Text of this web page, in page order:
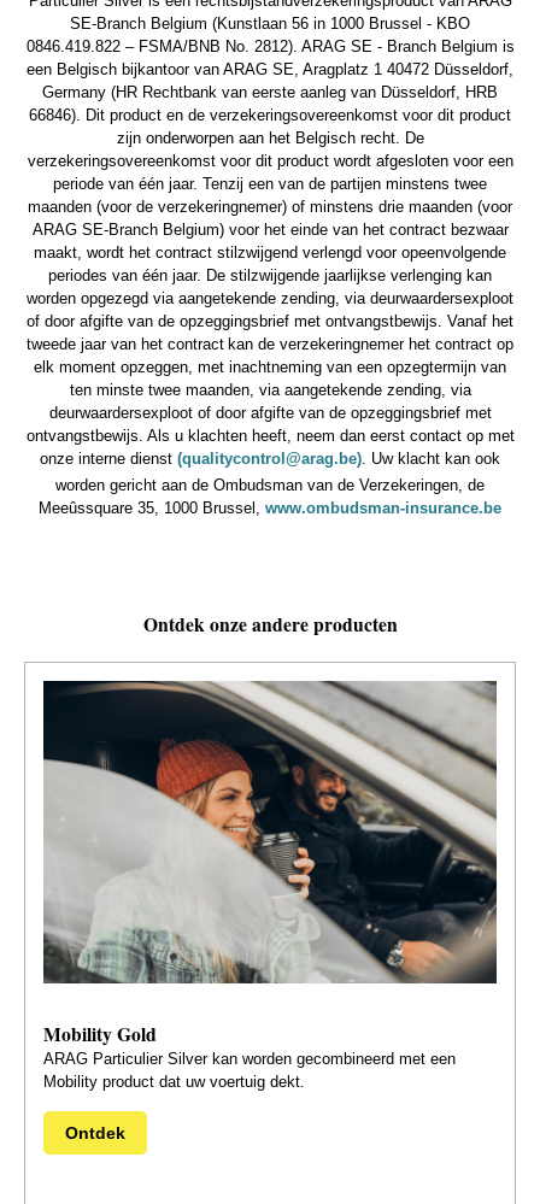
SE-Branch Belgium (Kunstlaan 56 in 1000 Brussel - KBO
0846.419.822 – FSMA/BNB No. 2812). ARAG SE - Branch Belgium is
een Belgisch bijkantoor van ARAG SE, Aragplatz 1 40472 Düsseldorf,
Germany (HR Rechtbank van eerste aanleg van Düsseldorf, HRB
66846). Dit product en de verzekeringsovereenkomst voor dit product
zijn onderworpen aan het Belgisch recht. De
verzekeringsovereenkomst voor dit product wordt afgesloten voor een
periode van één jaar. Tenzij een van de partijen minstens twee
maanden (voor de verzekeringnemer) of minstens drie maanden (voor
ARAG SE-Branch Belgium) voor het einde van het contract bezwaar
maakt, wordt het contract stilzwijgend verlengd voor opeenvolgende
periodes van één jaar. De stilzwijgende jaarlijkse verlenging kan
worden opgezegd via aangetekende zending, via deurwaardersexploot
of door afgifte van de opzeggingsbrief met ontvangstbewijs. Vanaf het
tweede jaar van het contract kan de verzekeringnemer het contract op
elk moment opzeggen, met inachtneming van een opzegtermijn van
ten minste twee maanden, via aangetekende zending, via
deurwaardersexploot of door afgifte van de opzeggingsbrief met
ontvangstbewijs. Als u klachten heeft, neem dan eerst contact op met
onze interne dienst (qualitycontrol @arag.be). Uw klacht kan ook
worden gericht aan de Ombudsman van de Verzekeringen, de
Meeûssquare 35, 1000 Brussel, www.ombudsman-insurance.be
Ontdek onze andere producten
Mobility Gold
ARAG Particulier Silver kan worden gecombineerd met een
Mobility product dat uw voertuig dekt.
Ontdek